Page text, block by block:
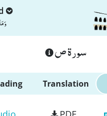
وَ
سورة ص
Translation